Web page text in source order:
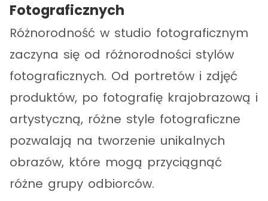
Fotograficznych
Różnorodność w studio fotograficznym
zaczyna się od różnorodności stylów
fotograficznych. Od portretów i zdjęć
produktów, po fotografię krajobrazową i
artystyczną, różne style fotograficzne
pozwalają na tworzenie unikalnych
obrazów, które mogą przyciągnąć
różne grupy odbiorców.